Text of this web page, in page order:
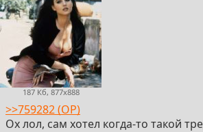
187 Кб, 877x888
>>759282 (OP)
Ох лол, сам хотел когда-то такой